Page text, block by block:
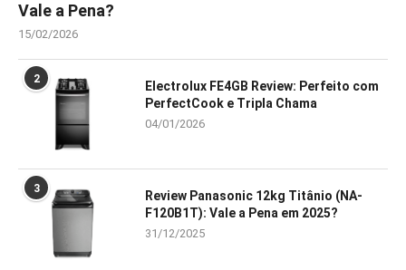
Vale a Pena?
15/02/2026
2
Electrolux FE4GB Review: Perfeito com
PerfectCook e Tripla Chama
04/01/2026
3
Review Panasonic 12kg Titânio (NA-
F120B1T): Vale a Pena em 2025?
31/12/2025